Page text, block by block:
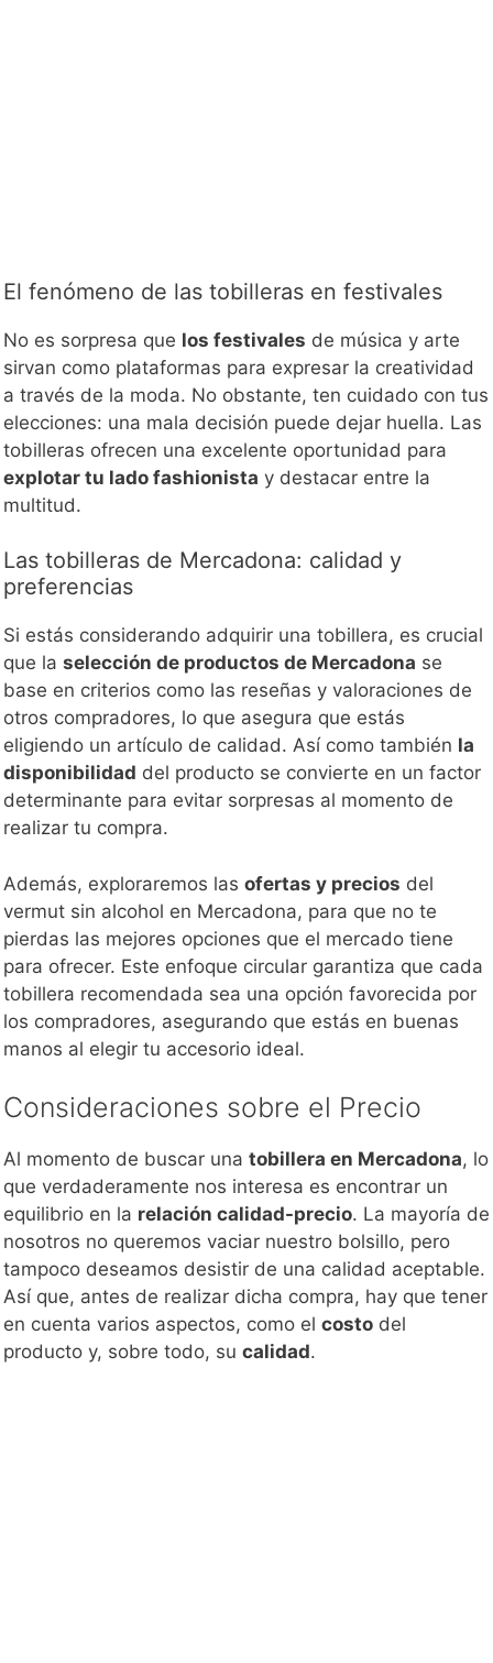
El fenómeno de las tobilleras en festivales
No es sorpresa que los festivales de música y arte
sirvan como plataformas para expresar la creatividad
a través de la moda. No obstante, ten cuidado con tus
elecciones: una mala decisión puede dejar huella. Las
tobilleras ofrecen una excelente oportunidad para
explotar tu lado fashionista y destacar entre la
multitud.
Las tobilleras de Mercadona: calidad y
preferencias
Si estás considerando adquirir una tobillera, es crucial
que la selección de productos de Mercadona se
base en criterios como las reseñas y valoraciones de
otros compradores, lo que asegura que estás
eligiendo un artículo de calidad. Así como también la
disponibilidad del producto se convierte en un factor
determinante para evitar sorpresas al momento de
realizar tu compra.
Además, exploraremos las ofertas y precios del
vermut sin alcohol en Mercadona, para que no te
pierdas las mejores opciones que el mercado tiene
para ofrecer. Este enfoque circular garantiza que cada
tobillera recomendada sea una opción favorecida por
los compradores, asegurando que estás en buenas
manos al elegir tu accesorio ideal.
Consideraciones sobre el Precio
Al momento de buscar una tobillera en Mercadona, lo
que verdaderamente nos interesa es encontrar un
equilibrio en la relación calidad-precio. La mayoría de
nosotros no queremos vaciar nuestro bolsillo, pero
tampoco deseamos desistir de una calidad aceptable.
Así que, antes de realizar dicha compra, hay que tener
en cuenta varios aspectos, como el costo del
producto y, sobre todo, su calidad.